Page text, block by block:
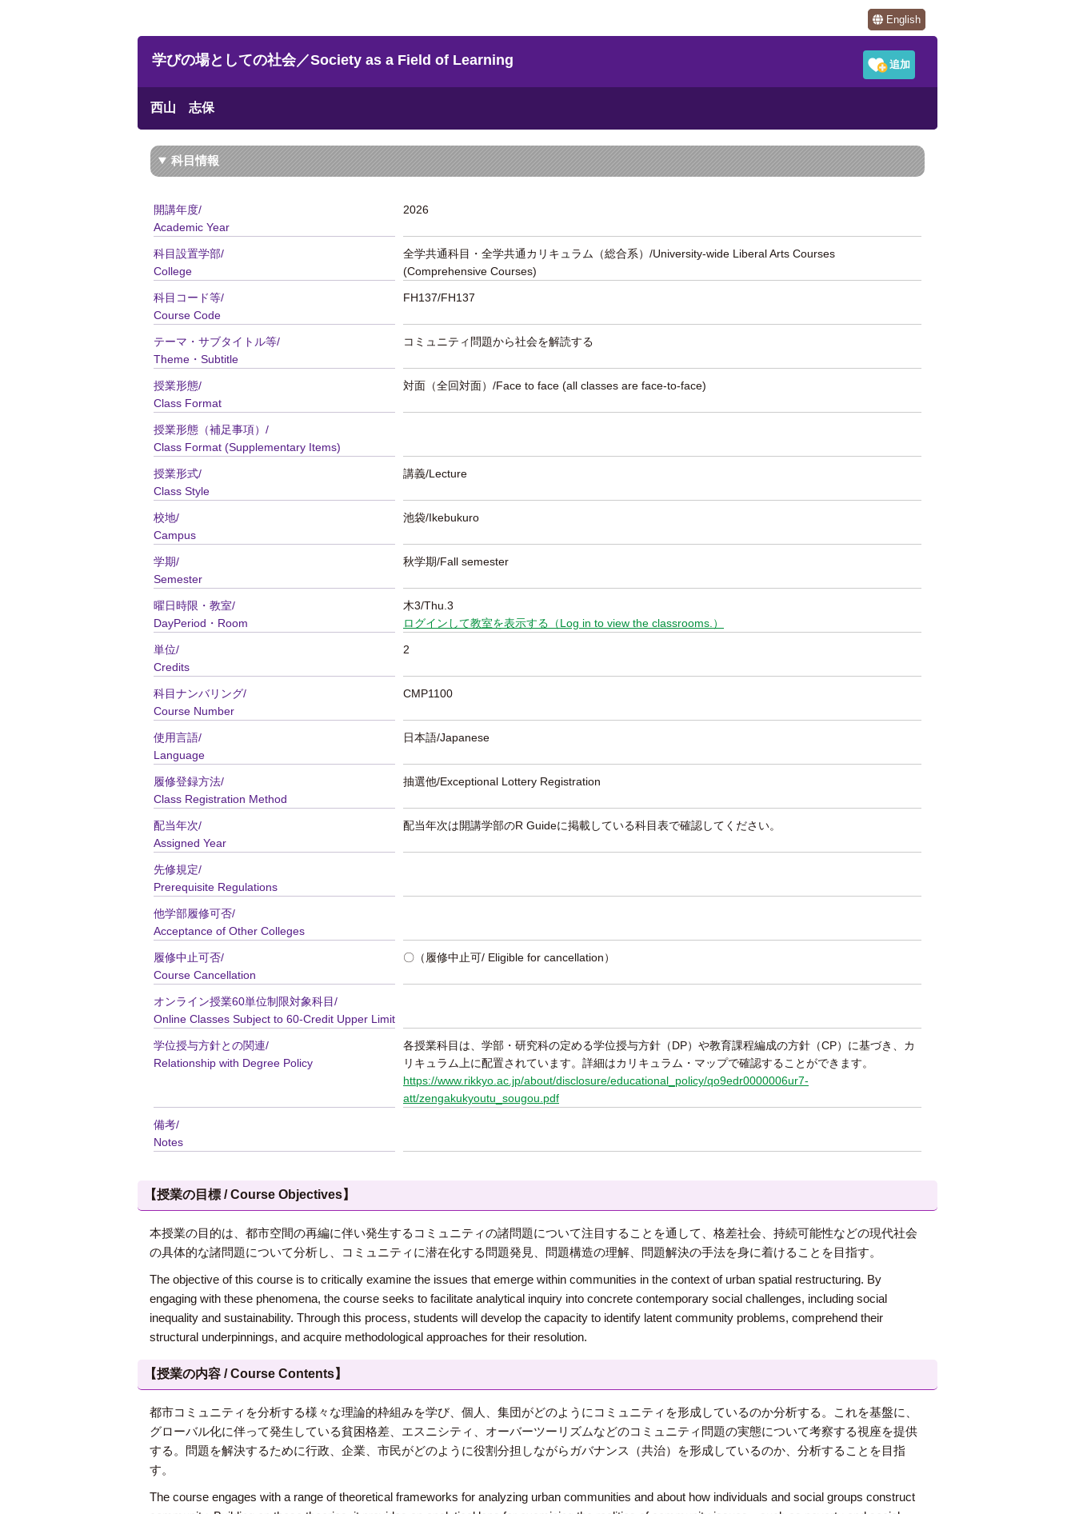
English
学びの場としての社会／Society as a Field of Learning
西山 志保
科目情報
開講年度/
Academic Year
2026
科目設置学部/
College
全学共通科目・全学共通カリキュラム（総合系）/University-wide Liberal Arts Courses
(Comprehensive Courses)
科目コード等/
Course Code
FH137/FH137
テーマ・サブタイトル等/
Theme・Subtitle
コミュニティ問題から社会を解読する
授業形態/
Class Format
対面（全回対面）/Face to face (all classes are face-to-face)
授業形態（補足事項）/
Class Format (Supplementary Items)
授業形式/
Class Style
講義/Lecture
校地/
Campus
池袋/Ikebukuro
学期/
Semester
秋学期/Fall semester
曜日時限・教室/
DayPeriod・Room
木3/Thu.3
ログインして教室を表示する（Log in to view the classrooms.）
単位/
Credits
2
科目ナンバリング/
Course Number
CMP1100
使用言語/
Language
日本語/Japanese
履修登録方法/
Class Registration Method
抽選他/Exceptional Lottery Registration
配当年次/
Assigned Year
配当年次は開講学部のR Guideに掲載している科目表で確認してください。
先修規定/
Prerequisite Regulations
他学部履修可否/
Acceptance of Other Colleges
履修中止可否/
Course Cancellation
〇（履修中止可/ Eligible for cancellation）
オンライン授業60単位制限対象科目/
Online Classes Subject to 60-Credit Upper Limit
学位授与方針との関連/
Relationship with Degree Policy
各授業科目は、学部・研究科の定める学位授与方針（DP）や教育課程編成の方針（CP）に基づき、カ
リキュラム上に配置されています。詳細はカリキュラム・マップで確認することができます。
https://www.rikkyo.ac.jp/about/disclosure/educational_policy/qo9edr0000006ur7-
att/zengakukyoutu_sougou.pdf
備考/
Notes
【授業の目標 / Course Objectives】
本授業の目的は、都市空間の再編に伴い発生するコミュニティの諸問題について注目することを通して、格差社会、持続可能性などの現代社会
の具体的な諸問題について分析し、コミュニティに潜在化する問題発見、問題構造の理解、問題解決の手法を身に着けることを目指す。
The objective of this course is to critically examine the issues that emerge within communities in the context of urban spatial restructuring. By
engaging with these phenomena, the course seeks to facilitate analytical inquiry into concrete contemporary social challenges, including social
inequality and sustainability. Through this process, students will develop the capacity to identify latent community problems, comprehend their
structural underpinnings, and acquire methodological approaches for their resolution.
【授業の内容 / Course Contents】
都市コミュニティを分析する様々な理論的枠組みを学び、個人、集団がどのようにコミュニティを形成しているのか分析する。これを基盤に、
グローバル化に伴って発生している貧困格差、エスニシティ、オーバーツーリズムなどのコミュニティ問題の実態について考察する視座を提供
する。問題を解決するために行政、企業、市民がどのように役割分担しながらガバナンス（共治）を形成しているのか、分析することを目指
す。
The course engages with a range of theoretical frameworks for analyzing urban communities and about how individuals and social groups construct